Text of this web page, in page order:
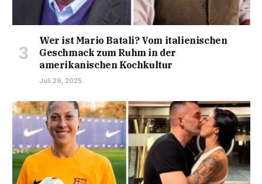
Wer ist Mario Batali? Vom italienischen
Geschmack zum Ruhm in der
amerikanischen Kochkultur
Juli 29, 2025